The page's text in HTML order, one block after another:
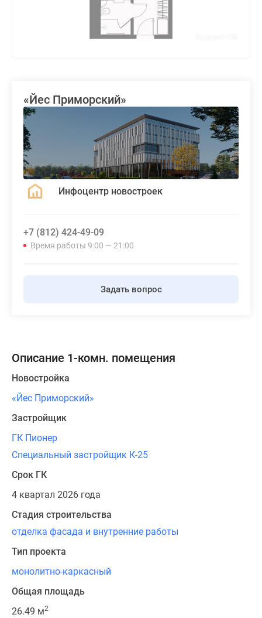
«Йес Приморский»
Инфоцентр новостроек
+7 (812) 424-49-09
Время работы 9:00 — 21:00
Задать вопрос
Описание 1-комн. помещения
Новостройка
«Йес Приморский»
Застройщик
ГК Пионер
Специальный застройщик К-25
Срок ГК
4 квартал 2026 года
Стадия строительства
отделка фасада и внутренние работы
Тип проекта
монолитно-каркасный
Общая площадь
26.49 м2